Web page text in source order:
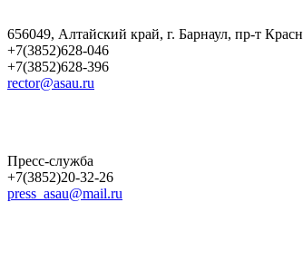
656049, Алтайский край, г. Барнаул, пр-т
+7(3852)628-046
+7(3852)628-396
rector@asau.ru
Пресс-служба
+7(3852)20-32-26
press_asau@mail.ru